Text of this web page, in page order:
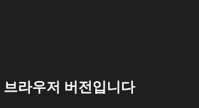
라우저 버전입니다